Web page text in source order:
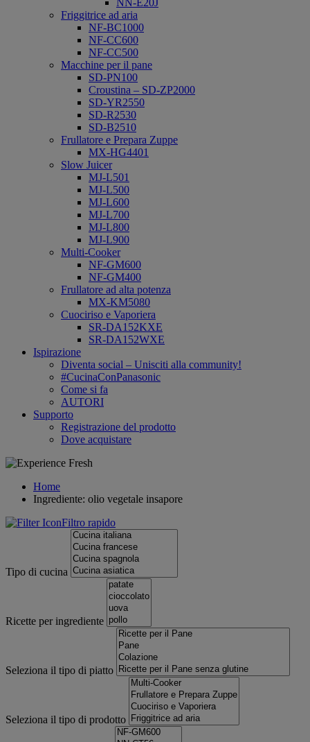
NN-E20J
Friggitrice ad aria
NF-BC1000
NF-CC600
NF-CC500
Macchine per il pane
SD-PN100
Croustina – SD-ZP2000
SD-YR2550
SD-R2530
SD-B2510
Frullatore e Prepara Zuppe
MX-HG4401
Slow Juicer
MJ-L501
MJ-L500
MJ-L600
MJ-L700
MJ-L800
MJ-L900
Multi-Cooker
NF-GM600
NF-GM400
Frullatore ad alta potenza
MX-KM5080
Cuociriso e Vaporiera
SR-DA152KXE
SR-DA152WXE
Ispirazione
Diventa social – Unisciti alla community!
#CucinaConPanasonic
Come si fa
AUTORI
Supporto
Registrazione del prodotto
Dove acquistare
Home
Ingrediente: olio vegetale insapore
Filtro rapido
Tipo di cucina
Ricette per ingrediente
Seleziona il tipo di piatto
Seleziona il tipo di prodotto